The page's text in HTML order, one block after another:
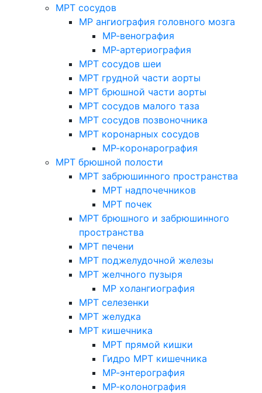
МРТ сосудов
МР ангиография головного мозга
МР-венография
МР-артериография
МРТ сосудов шеи
МРТ грудной части аорты
МРТ брюшной части аорты
МРТ сосудов малого таза
МРТ сосудов позвоночника
МРТ коронарных сосудов
МР-коронарография
МРТ брюшной полости
МРТ забрюшинного пространства
МРТ надпочечников
МРТ почек
МРТ брюшного и забрюшинного
пространства
МРТ печени
МРТ поджелудочной железы
МРТ желчного пузыря
МР холангиография
МРТ селезенки
МРТ желудка
МРТ кишечника
МРТ прямой кишки
Гидро МРТ кишечника
МР-энтерография
МР-колонография